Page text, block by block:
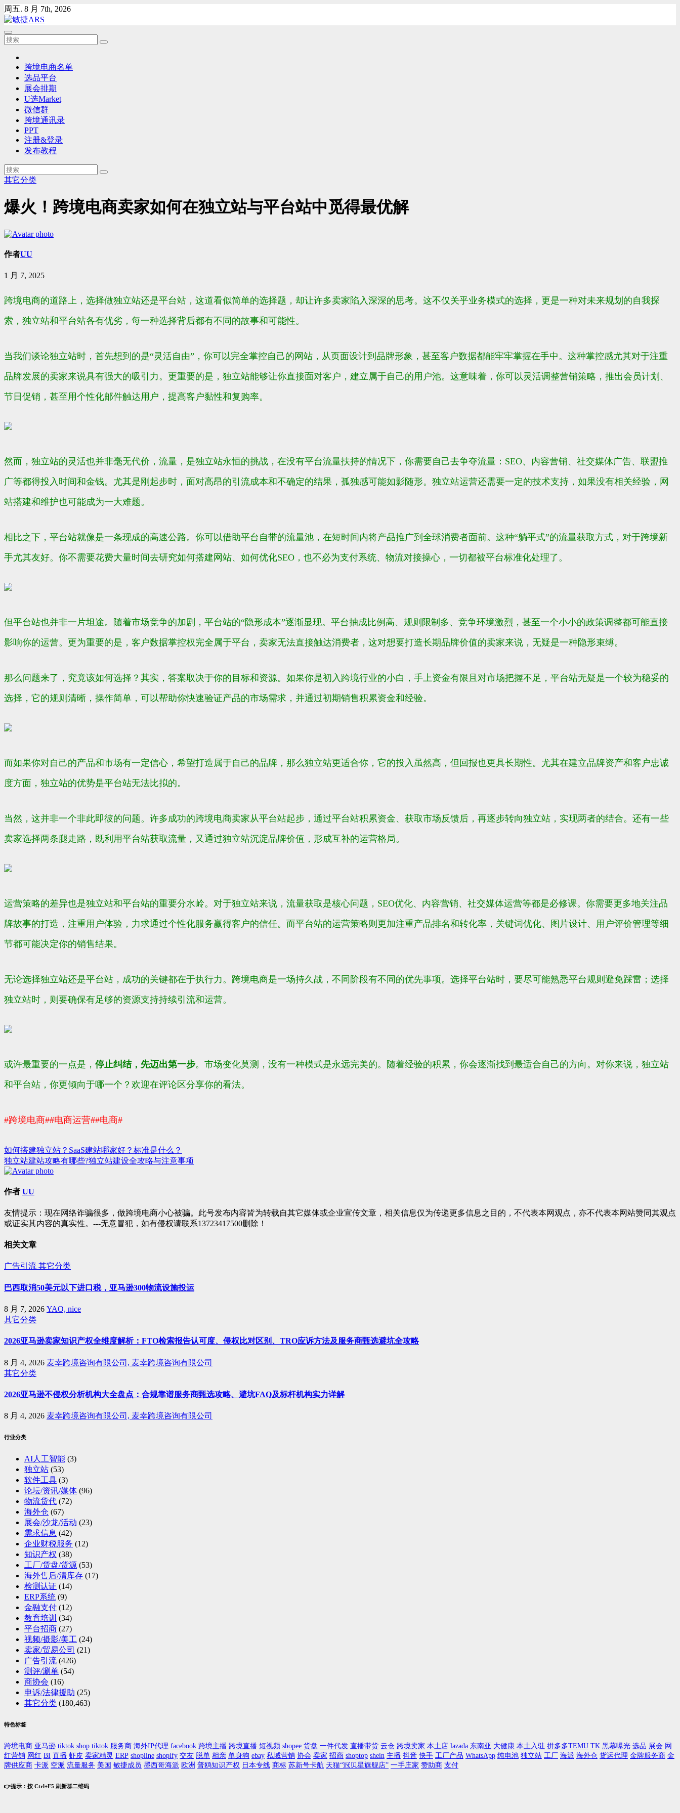
Skip
to
content
周五. 8 月 7th, 2026
跨境电商名单
选品平台
展会排期
U选Market
微信群
跨境通讯录
PPT
注册&登录
发布教程
其它分类
爆火！跨境电商卖家如何在独立站与平台站中觅得最优解
作者UU
1 月 7, 2025
跨境电商的道路上，选择做独立站还是平台站，这道看似简单的选择题，却让许多卖家陷入深深的思考。这不仅关乎业务模式的选择，更是一种对未来规划的自我探
索，独立站和平台站各有优劣，每一种选择背后都有不同的故事和可能性。
当我们谈论独立站时，首先想到的是“灵活自由”，你可以完全掌控自己的网站，从页面设计到品牌形象，甚至客户数据都能牢牢掌握在手中。这种掌控感尤其对于注重
品牌发展的卖家来说具有强大的吸引力。更重要的是，独立站能够让你直接面对客户，建立属于自己的用户池。这意味着，你可以灵活调整营销策略，推出会员计划、
节日促销，甚至用个性化邮件触达用户，提高客户黏性和复购率。
然而，独立站的灵活也并非毫无代价，流量，是独立站永恒的挑战，在没有平台流量扶持的情况下，你需要自己去争夺流量：SEO、内容营销、社交媒体广告、联盟推
广等都得投入时间和金钱。尤其是刚起步时，面对高昂的引流成本和不确定的结果，孤独感可能如影随形。独立站运营还需要一定的技术支持，如果没有相关经验，网
站搭建和维护也可能成为一大难题。
相比之下，平台站就像是一条现成的高速公路。你可以借助平台自带的流量池，在短时间内将产品推广到全球消费者面前。这种“躺平式”的流量获取方式，对于跨境新
手尤其友好。你不需要花费大量时间去研究如何搭建网站、如何优化SEO，也不必为支付系统、物流对接操心，一切都被平台标准化处理了。
但平台站也并非一片坦途。随着市场竞争的加剧，平台站的“隐形成本”逐渐显现。平台抽成比例高、规则限制多、竞争环境激烈，甚至一个小小的政策调整都可能直接
影响你的运营。更为重要的是，客户数据掌控权完全属于平台，卖家无法直接触达消费者，这对想要打造长期品牌价值的卖家来说，无疑是一种隐形束缚。
那么问题来了，究竟该如何选择？其实，答案取决于你的目标和资源。如果你是初入跨境行业的小白，手上资金有限且对市场把握不足，平台站无疑是一个较为稳妥的
选择，它的规则清晰，操作简单，可以帮助你快速验证产品的市场需求，并通过初期销售积累资金和经验。
而如果你对自己的产品和市场有一定信心，希望打造属于自己的品牌，那么独立站更适合你，它的投入虽然高，但回报也更具长期性。尤其在建立品牌资产和客户忠诚
度方面，独立站的优势是平台站无法比拟的。
当然，这并非一个非此即彼的问题。许多成功的跨境电商卖家从平台站起步，通过平台站积累资金、获取市场反馈后，再逐步转向独立站，实现两者的结合。还有一些
卖家选择两条腿走路，既利用平台站获取流量，又通过独立站沉淀品牌价值，形成互补的运营格局。
运营策略的差异也是独立站和平台站的重要分水岭。对于独立站来说，流量获取是核心问题，SEO优化、内容营销、社交媒体运营等都是必修课。你需要更多地关注品
牌故事的打造，注重用户体验，力求通过个性化服务赢得客户的信任。而平台站的运营策略则更加注重产品排名和转化率，关键词优化、图片设计、用户评价管理等细
节都可能决定你的销售结果。
无论选择独立站还是平台站，成功的关键都在于执行力。跨境电商是一场持久战，不同阶段有不同的优先事项。选择平台站时，要尽可能熟悉平台规则避免踩雷；选择
独立站时，则要确保有足够的资源支持持续引流和运营。
或许最重要的一点是， 停止纠结，先迈出第一步。市场变化莫测，没有一种模式是永远完美的。随着经验的积累，你会逐渐找到最适合自己的方向。对你来说，独立站
和平台站，你更倾向于哪一个？欢迎在评论区分享你的看法。
#跨境电商##电商运营##电商#
文
章
导
如何搭建独立站？SaaS建站哪家好？标准是什么？
独立站建站攻略有哪些?独立站建设全攻略与注意事项
作者 UU
友情提示：现在网络诈骗很多，做跨境电商小心被骗。此号发布内容皆为转载自其它媒体或企业宣传文章，相关信息仅为传递更多信息之目的，不代表本网观点，亦不代表本网站赞同其观点
或证实其内容的真实性。---无意冒犯，如有侵权请联系13723417500删除！
相关文章
广告引流 其它分类
巴西取消50美元以下进口税，亚马逊300物流设施投运
8 月 7, 2026 YAO, nice
其它分类
2026亚马逊卖家知识产权全维度解析：FTO检索报告认可度、侵权比对区别、TRO应诉方法及服务商甄选避坑全攻略
8 月 4, 2026 麦幸跨境咨询有限公司, 麦幸跨境咨询有限公司
其它分类
2026亚马逊不侵权分析机构大全盘点：合规靠谱服务商甄选攻略、避坑FAQ及标杆机构实力详解
8 月 4, 2026 麦幸跨境咨询有限公司, 麦幸跨境咨询有限公司
行业分类
AI人工智能 (3)
独立站 (53)
软件工具 (3)
论坛/资讯/媒体 (96)
物流货代 (72)
海外仓 (67)
展会/沙龙/活动 (23)
需求信息 (42)
企业财税服务 (12)
知识产权 (38)
工厂/货盘/货源 (53)
海外售后/清库存 (17)
检测认证 (14)
ERP系统 (9)
金融支付 (12)
教育培训 (34)
平台招商 (27)
视频/摄影/美工 (24)
卖家/贸易公司 (21)
广告引流 (426)
测评/涮单 (54)
商协会 (16)
申诉/法律援助 (25)
其它分类 (180,463)
特色标签
跨境电商 亚马逊 tiktok shop tiktok 服务商 海外IP代理 facebook 跨境主播 跨境直播 短视频 shopee 货盘 一件代发 直播带货 云仓 跨境卖家 本土店 lazada 东南亚 大健康 本土入驻 拼多多TEMU TK 黑幕曝光 选品 展会 网
红营销 网红 BI 直播 虾皮 卖家精灵 ERP shopline shopify 交友 脱单 相亲 单身狗 ebay 私域营销 协会 卖家 招商 shoptop shein 主播 抖音 快手 工厂产品 WhatsApp 纯电池 独立站 工厂 海派 海外仓 货运代理 金牌服务商 金
牌供应商 卡派 空派 流量服务 美国 敏捷成员 墨西哥海派 欧洲 普鸥知识产权 日本专线 商标 苏新号卡航 天猫“冠贝星旗舰店” 一手庄家 赞助商 支付
👉提示：按 Ctrl+F5 刷新群二维码